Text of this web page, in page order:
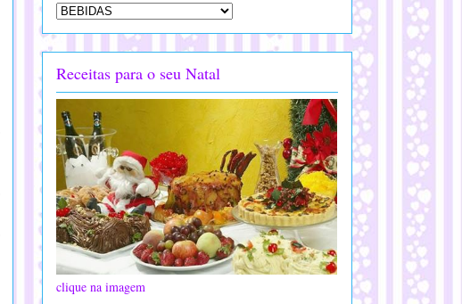
Receitas para o seu Natal
clique na imagem